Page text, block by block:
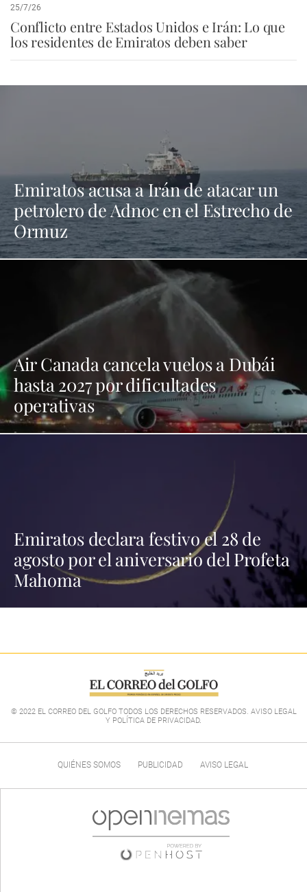
25/7/26
Conflicto entre Estados Unidos e Irán: Lo que
los residentes de Emiratos deben saber
Emiratos acusa a Irán de atacar un
petrolero de Adnoc en el Estrecho de
Ormuz
Air Canada cancela vuelos a Dubái
hasta 2027 por dificultades
operativas
Emiratos declara festivo el 28 de
agosto por el aniversario del Profeta
Mahoma
© 2022 EL CORREO DEL GOLFO TODOS LOS DERECHOS RESERVADOS. AVISO LEGAL
Y POLÍTICA DE PRIVACIDAD.
QUIÉNES SOMOS PUBLICIDAD AVISO LEGAL